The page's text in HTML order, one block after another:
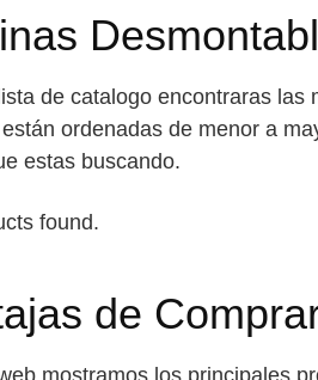
de catalogo encontraras
ordenadas de menor a
estas buscando.
found.
de
mostramos los principales